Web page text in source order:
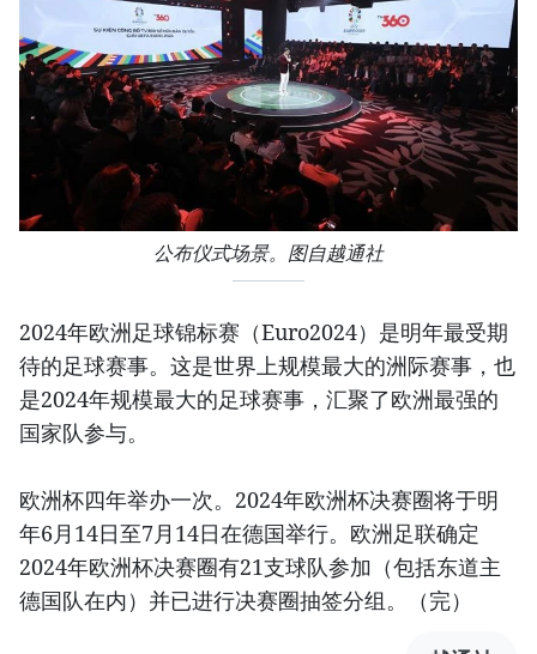
公布仪式场景。图自越通社
2024年欧洲足球锦标赛（Euro2024）是明年最受期
待的足球赛事。这是世界上规模最大的洲际赛事，也
是2024年规模最大的足球赛事，汇聚了欧洲最强的
国家队参与。
欧洲杯四年举办一次。2024年欧洲杯决赛圈将于明
年6月14日至7月14日在德国举行。欧洲足联确定
2024年欧洲杯决赛圈有21支球队参加（包括东道主
德国队在内）并已进行决赛圈抽签分组。（完）